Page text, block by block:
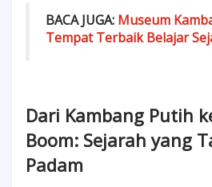
BACA JUGA: Museum
Tempat Terbaik Belajar
Dari Kambang Putih
Boom: Sejarah yang
Padam